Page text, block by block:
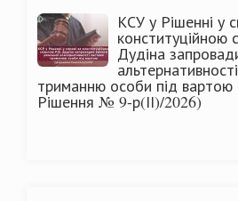
КСУ у Рішенні у
конституційною
Дудіна
триманню особи під
Рішення № 9-р(ІІ)/2026)